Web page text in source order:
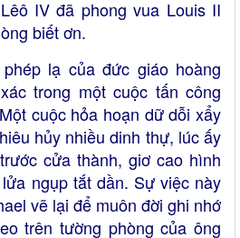
IV đã phong vua Louis II
biết ơn.
lạ của đức giáo hoàng
trong một cuộc tấn công
cuộc hỏa hoạn dữ dỗi xẩy
hủy nhiều dinh thự, lúc ấy
cửa thành, giơ cao hình
ngụp tắt dần. Sự việc này
vẽ lại để muôn đời ghi nhớ
trên tường phòng của ông